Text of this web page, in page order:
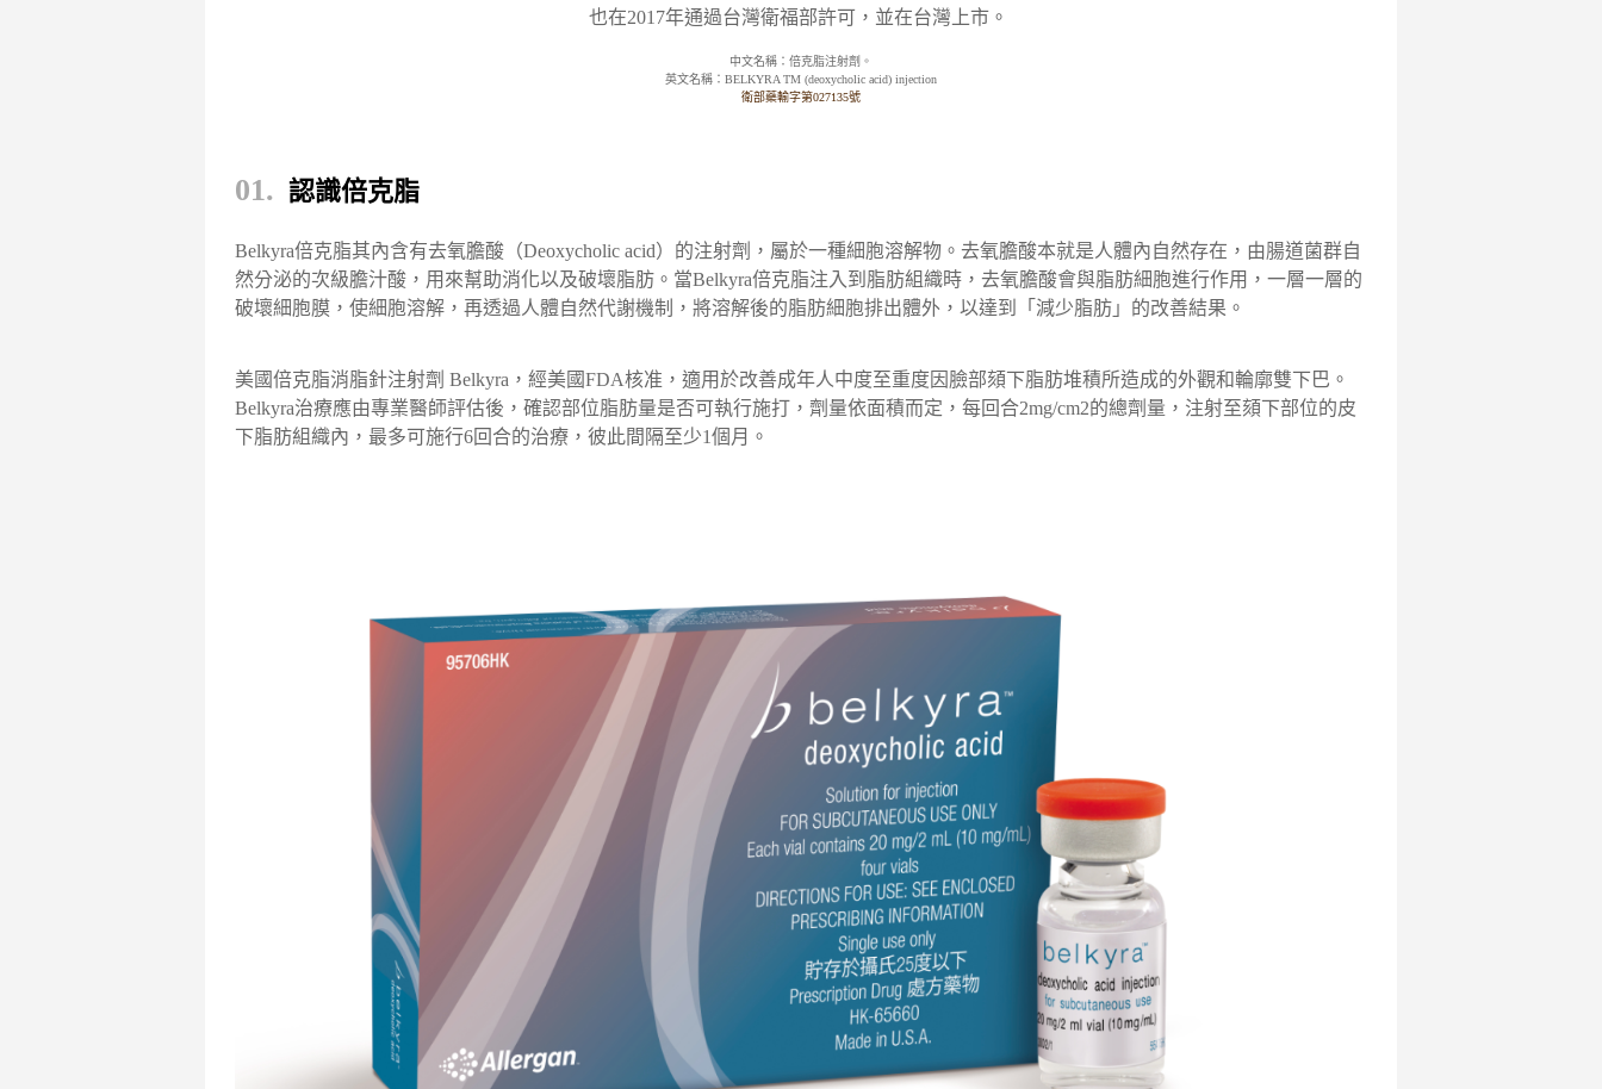
也在2017年通過台灣衛福部許可，並在台灣上市。
中文名稱：倍克脂注射劑。
英文名稱：BELKYRA TM (deoxycholic acid) injection
衛部藥輸字第027135號
01. 認識倍克脂
Belkyra倍克脂其內含有去氧膽酸（Deoxycholic acid）的注射劑，屬於一種細胞溶解物。去氧膽酸本就是人體內自然存在，由腸道菌群自
然分泌的次級膽汁酸，用來幫助消化以及破壞脂肪。當Belkyra倍克脂注入到脂肪組織時，去氧膽酸會與脂肪細胞進行作用，一層一層的
破壞細胞膜，使細胞溶解，再透過人體自然代謝機制，將溶解後的脂肪細胞排出體外，以達到「減少脂肪」的改善結果。
美國倍克脂消脂針注射劑 Belkyra，經美國FDA核准，適用於改善成年人中度至重度因臉部頦下脂肪堆積所造成的外觀和輪廓雙下巴。
Belkyra治療應由專業醫師評估後，確認部位脂肪量是否可執行施打，劑量依面積而定，每回合2mg/cm2的總劑量，注射至頦下部位的皮
下脂肪組織內，最多可施行6回合的治療，彼此間隔至少1個月。